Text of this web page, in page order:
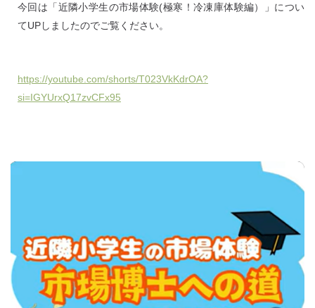
今回は「近隣小学生の市場体験(極寒！冷凍庫体験編）」につい
てUPしましたのでご覧ください。
https://youtube.com/shorts/T023VkKdrOA?
si=IGYUrxQ17zvCFx95